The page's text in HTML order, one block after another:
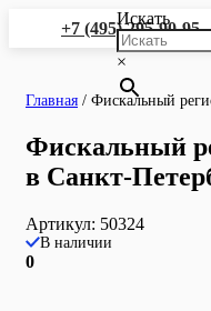
+7 (495) 295-90-95
Искать
×
Главная / Фискальный
Фискальный
в Санкт-
Артикул: 50324
В наличии
0